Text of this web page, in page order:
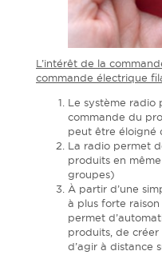
L’intérêt de la
commande électrique
Le système radio
commande du
peut être éloigné
La radio permet
produits en
groupes)
À partir d’une
à plus forte
permet
produits, de créer
d’agir à distance